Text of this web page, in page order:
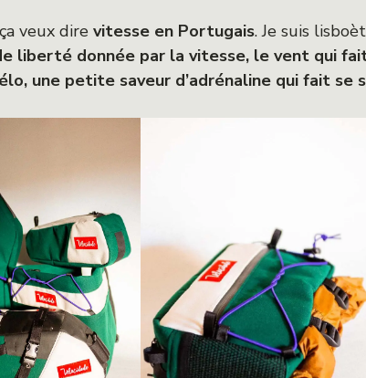
veux dire vitesse en Portugais. Je suis
liberté donnée par la vitesse, le vent qui
une petite saveur d’adrénaline qui fait se